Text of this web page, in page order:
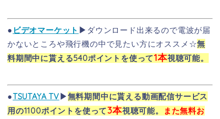
● ビデオマーケット ▶ ダウンロード出来るので電波が届
かないところや飛行機の中で見たい方にオススメ☆無
料期間中に貰える540ポイントを使って1本視聴可能。
●TSUTAYA TV ▶無料期間中に貰える動画配信サービス
用の1100ポイントを使って3本視聴可能。
また無料お